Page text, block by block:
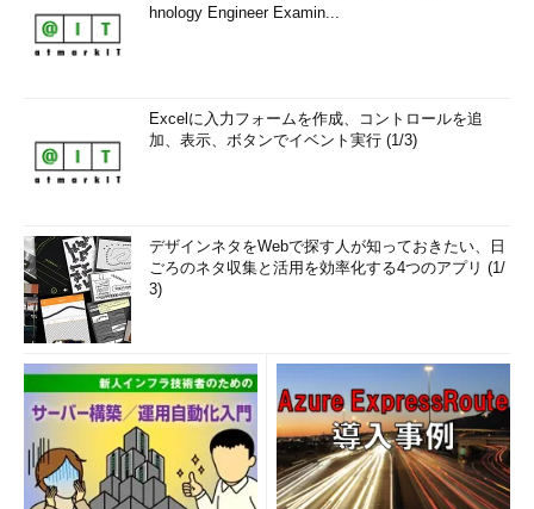
hnology Engineer Examin...
Excelに入力フォームを作成、コントロールを追
加、表示、ボタンでイベント実行 (1/3)
デザインネタをWebで探す人が知っておきたい、日
ごろのネタ収集と活用を効率化する4つのアプリ (1/
3)